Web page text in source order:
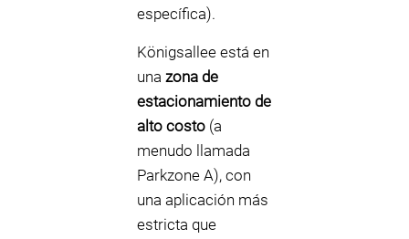
específica).
Königsallee está en
una zona de
estacionamiento de
alto costo (a
menudo llamada
Parkzone A), con
una aplicación más
estricta que